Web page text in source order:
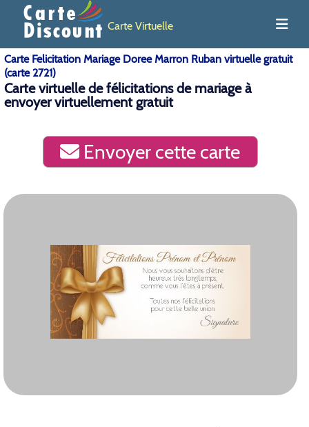
Carte Virtuelle
Carte Felicitation Mariage Doree Marron Ruban virtuelle gratuit
(carte 2721)
Carte virtuelle de félicitations de mariage à
envoyer virtuellement gratuit
Envoyer cette carte